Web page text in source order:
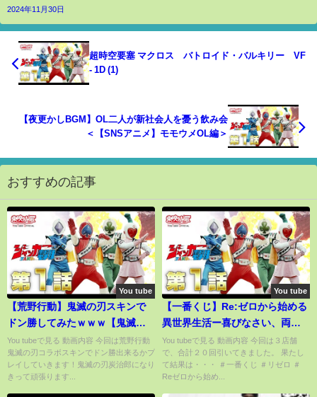
2024年11月30日
超時空要塞 マクロス バトロイド・バルキリー VF
- 1D (1)
【夜更かしBGM】OL二人が新社会人を憂う飲み会
＜【SNSアニメ】モモウメOL編＞
おすすめの記事
You tube
【荒野行動】鬼滅の刃スキンで
ドン勝してみたｗｗｗ【鬼滅の
刃コラボ】
You tubeで見る 動画内容 今回は荒野行動
鬼滅の刃コラボスキンでドン勝出来るかプ
レイしていきます！鬼滅の刃炭治郎になり
きって頑張ります...
You tube
【一番くじ】Re:ゼロから始める
異世界生活ー喜びなさい、両手
に花ってヤツよー
You tubeで見る 動画内容 今回は３店舗
で、合計２０回引いてきました。 果たし
て結果は・・・ ＃一番くじ ＃リゼロ ＃
Reゼロから始め...